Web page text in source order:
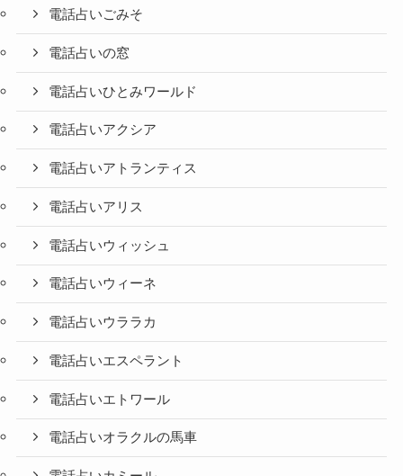
電話占いごみそ
電話占いの窓
電話占いひとみワールド
電話占いアクシア
電話占いアトランティス
電話占いアリス
電話占いウィッシュ
電話占いウィーネ
電話占いウララカ
電話占いエスペラント
電話占いエトワール
電話占いオラクルの馬車